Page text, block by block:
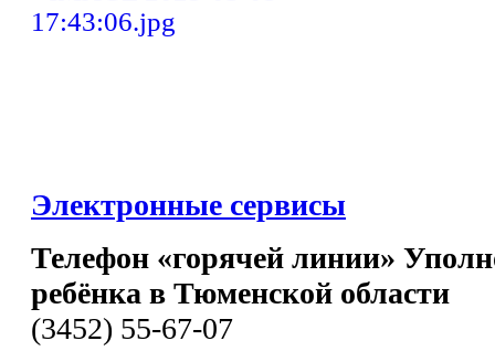
Электронные сервисы
Телефон «горячей линии»
ребёнка в Тюменской области
(3452) 55-67-07